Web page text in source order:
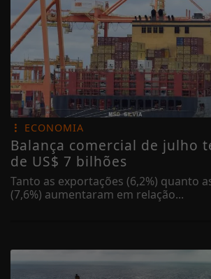
ECONOMIA
Balança comercial de julho
de US$ 7 bilhões
Tanto as exportações (6,2%) quanto
(7,6%) aumentaram em relação...